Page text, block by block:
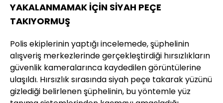
YAKALANMAMAK İÇİN SİYAH PEÇE
TAKIYORMUŞ
Polis ekiplerinin yaptığı incelemede, şüphelinin
alışveriş merkezlerinde gerçekleştirdiği hırsızlıkların
güvenlik kameralarınca kaydedilen görüntülerine
ulaşıldı. Hırsızlık sırasında siyah peçe takarak yüzünü
gizlediği belirlenen şüphelinin, bu yöntemle yüz